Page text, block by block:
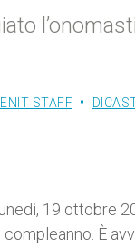
STAFF
19 ottobre
È